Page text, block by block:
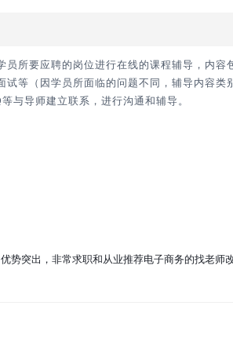
员所要应聘的岗位进行在线的课程辅导，内容
试等（因学员所面临的问题不同，辅导内容类
与导师建立联系，进行沟通和辅导。
势突出，非常求职和从业推荐电子商务的找老师